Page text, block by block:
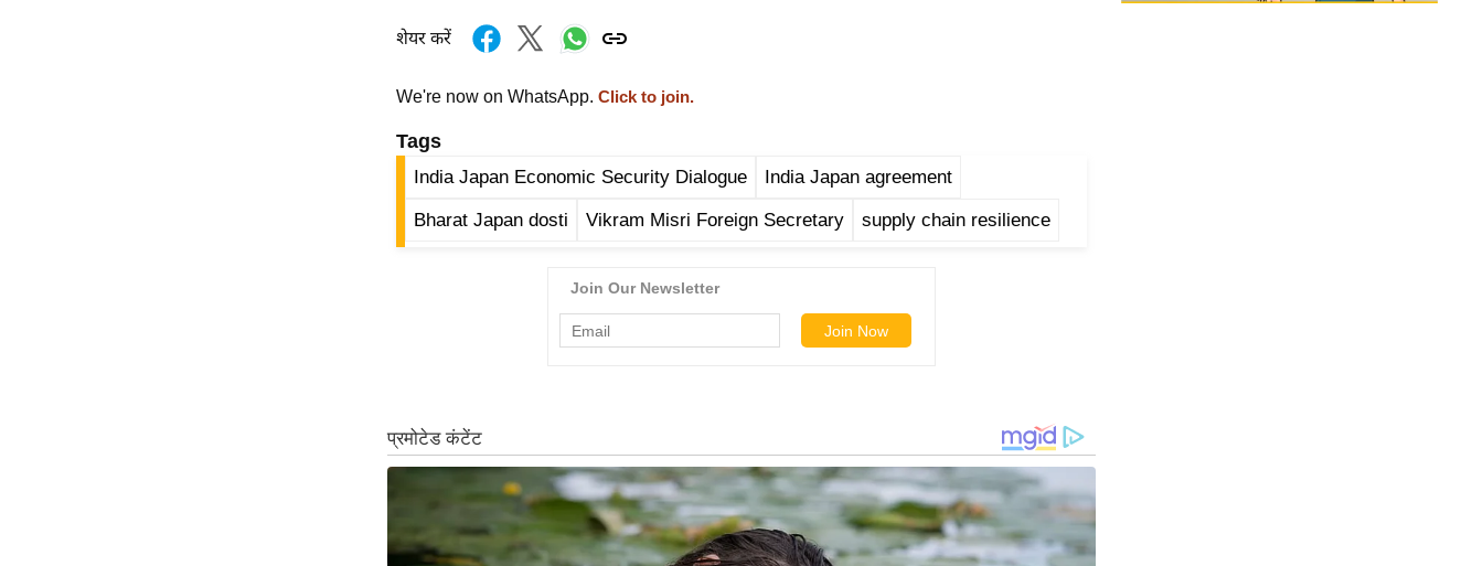
शेयर करें
We're now on WhatsApp. Click to join.
Tags
India Japan Economic Security Dialogue India Japan agreement
Bharat Japan dosti Vikram Misri Foreign Secretary supply chain resilience